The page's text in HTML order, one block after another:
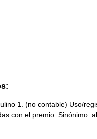
1. (no contable) Uso/
con el premio. Sinónimo: